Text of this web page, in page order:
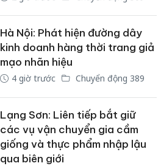
Hà Nội: Phát hiện đường dây
kinh doanh hàng thời trang giả
mạo nhãn hiệu
4 giờ trước Chuyển động 389
Lạng Sơn: Liên tiếp bắt giữ
các vụ vận chuyển gia cầm
giống và thực phẩm nhập lậu
qua biên giới